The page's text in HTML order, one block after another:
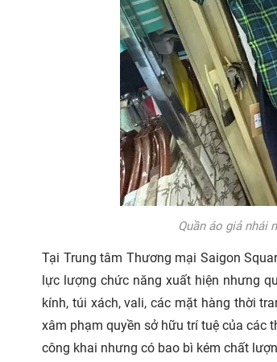
Quần áo giả nhái
Tại Trung tâm Thương mại Saigon
lực lượng chức năng xuất hiện nhưng
kính, túi xách, vali, các mặt hàng thời
xâm phạm quyền sở hữu trí tuệ của các
công khai nhưng có bao bì kém chất